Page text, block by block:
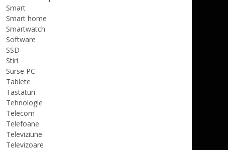
Smart
Smart home
Smartwatch
Software
SSD
Stiri
Surse PC
Tablete
Tastaturi
Tehnologie
Telecom
Telefoane
Televiziune
Televizoare